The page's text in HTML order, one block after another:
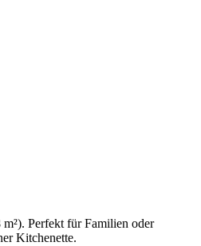
Perfekt für Familien oder
Kitchenette.